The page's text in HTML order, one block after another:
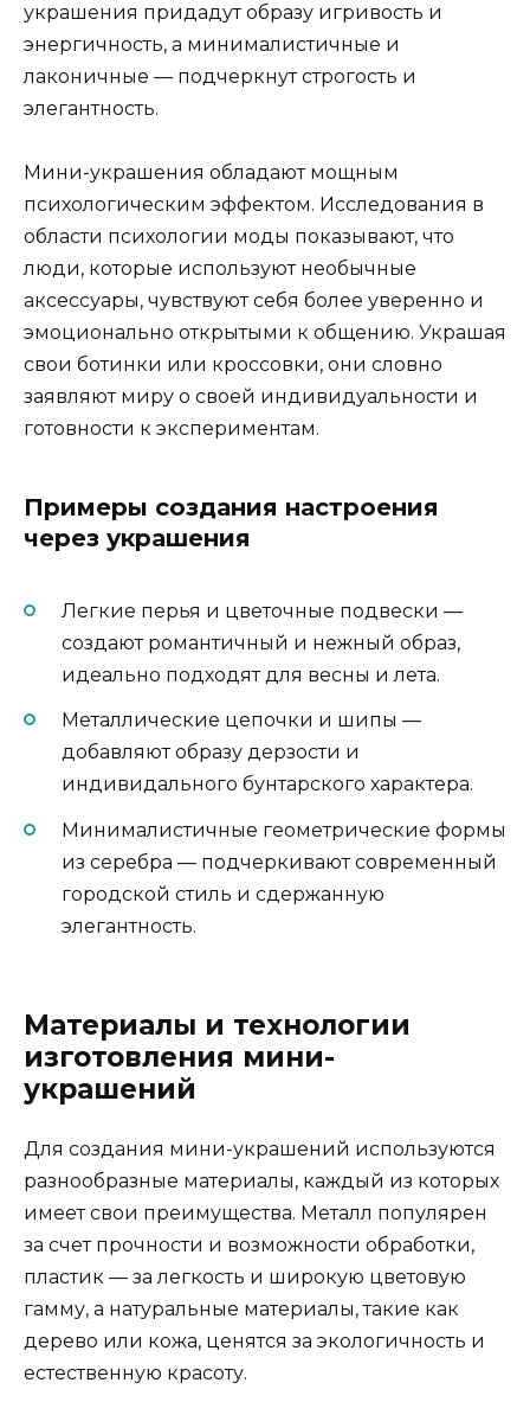
украшения придадут образу игривость и
энергичность, а минималистичные и
лаконичные — подчеркнут строгость и
элегантность.
Мини-украшения обладают мощным
психологическим эффектом. Исследования в
области психологии моды показывают, что
люди, которые используют необычные
аксессуары, чувствуют себя более уверенно и
эмоционально открытыми к общению. Украшая
свои ботинки или кроссовки, они словно
заявляют миру о своей индивидуальности и
готовности к экспериментам.
Примеры создания настроения
через украшения
Легкие перья и цветочные подвески —
создают романтичный и нежный образ,
идеально подходят для весны и лета.
Металлические цепочки и шипы —
добавляют образу дерзости и
индивидального бунтарского характера.
Минималистичные геометрические формы
из серебра — подчеркивают современный
городской стиль и сдержанную
элегантность.
Материалы и технологии
изготовления мини-
украшений
Для создания мини-украшений используются
разнообразные материалы, каждый из которых
имеет свои преимущества. Металл популярен
за счет прочности и возможности обработки,
пластик — за легкость и широкую цветовую
гамму, а натуральные материалы, такие как
дерево или кожа, ценятся за экологичность и
естественную красоту.